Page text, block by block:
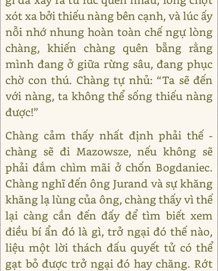
xót xa bởi thiếu nàng bên cạnh, và lúc ấy
nỗi nhớ nhung hoàn toàn chế ngự lòng
chàng, khiến chàng quên bẵng rằng
mình đang ở giữa rừng sâu, đang phục
chờ con thú. Chàng tự nhủ: “Ta sẽ đến
với nàng, ta không thể sống thiếu nàng
được!”
Chàng cảm thấy nhất định phải thế -
chàng sẽ đi Mazowsze, nếu không sẽ
phải đắm chìm mãi ở chốn Bogdaniec.
Chàng nghĩ đến ông Jurand và sự khăng
khăng lạ lùng của ông, chàng thấy vì thế
lại càng cần đến đấy để tìm biết xem
điều bí ẩn đó là gì, trở ngại đó thế nào,
liệu một lời thách đấu quyết tử có thể
gạt bỏ được trở ngại đó hay chăng. Rớt